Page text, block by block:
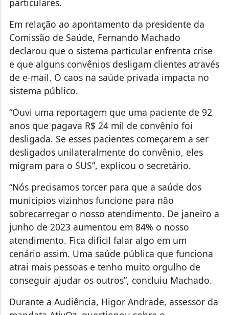
particulares.
Em relação ao apontamento da presidente da
Comissão de Saúde, Fernando Machado
declarou que o sistema particular enfrenta crise
e que alguns convênios desligam clientes através
de e-mail. O caos na saúde privada impacta no
sistema público.
“Ouvi uma reportagem que uma paciente de 92
anos que pagava R$ 24 mil de convênio foi
desligada. Se esses pacientes começarem a ser
desligados unilateralmente do convênio, eles
migram para o SUS”, explicou o secretário.
“Nós precisamos torcer para que a saúde dos
municípios vizinhos funcione para não
sobrecarregar o nosso atendimento. De janeiro a
junho de 2023 aumentou em 84% o nosso
atendimento. Fica difícil falar algo em um
cenário assim. Uma saúde pública que funciona
atrai mais pessoas e tenho muito orgulho de
conseguir ajudar os outros”, concluiu Machado.
Durante a Audiência, Higor Andrade, assessor da